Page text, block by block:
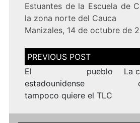
Estuantes de la Escuela de
la zona norte del Cauca
Manizales, 14 de octubre de
Navegación
de
entradas
El pueblo
estadounidense
tampoco quiere el TLC
La